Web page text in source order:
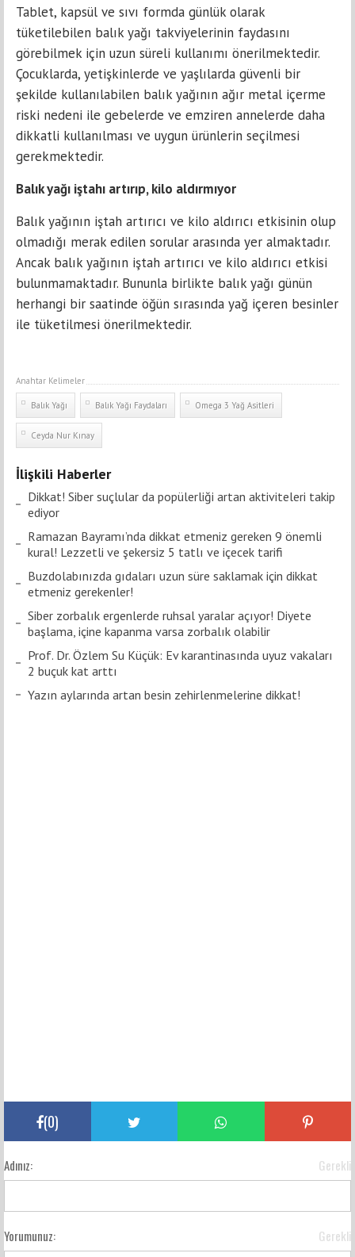
Tablet, kapsül ve sıvı formda günlük olarak
tüketilebilen balık yağı takviyelerinin faydasını
görebilmek için uzun süreli kullanımı önerilmektedir.
Çocuklarda, yetişkinlerde ve yaşlılarda güvenli bir
şekilde kullanılabilen balık yağının ağır metal içerme
riski nedeni ile gebelerde ve emziren annelerde daha
dikkatli kullanılması ve uygun ürünlerin seçilmesi
gerekmektedir.
Balık yağı iştahı artırıp, kilo aldırmıyor
Balık yağının iştah artırıcı ve kilo aldırıcı etkisinin olup
olmadığı merak edilen sorular arasında yer almaktadır.
Ancak balık yağının iştah artırıcı ve kilo aldırıcı etkisi
bulunmamaktadır. Bununla birlikte balık yağı günün
herhangi bir saatinde öğün sırasında yağ içeren besinler
ile tüketilmesi önerilmektedir.
Anahtar Kelimeler
Balık Yağı Balık Yağı Faydaları Omega 3 Yağ Asitleri
Ceyda Nur Kınay
İlişkili Haberler
Dikkat! Siber suçlular da popülerliği artan aktiviteleri takip
ediyor
Ramazan Bayramı’nda dikkat etmeniz gereken 9 önemli
kural! Lezzetli ve şekersiz 5 tatlı ve içecek tarifi
Buzdolabınızda gıdaları uzun süre saklamak için dikkat
etmeniz gerekenler!
Siber zorbalık ergenlerde ruhsal yaralar açıyor! Diyete
başlama, içine kapanma varsa zorbalık olabilir
Prof. Dr. Özlem Su Küçük: Ev karantinasında uyuz vakaları
2 buçuk kat arttı
Yazın aylarında artan besin zehirlenmelerine dikkat!
(0)
Adınız: Gerekli
Yorumunuz: Gerekli